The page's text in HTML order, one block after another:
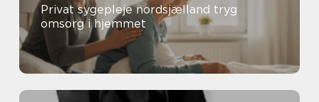
Privat sygepleje nordsjælland tryg
omsorg i hjemmet